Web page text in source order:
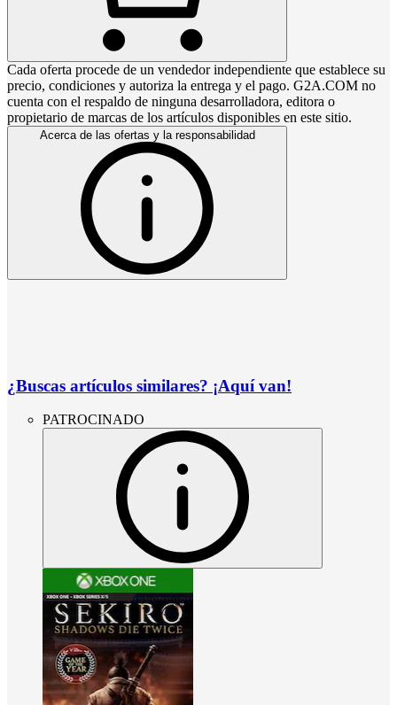
Cada oferta procede de un vendedor independiente que establece su
precio, condiciones y autoriza la entrega y el pago. G2A.COM no
cuenta con el respaldo de ninguna desarrolladora, editora o
propietario de marcas de los artículos disponibles en este sitio.
Acerca de las ofertas y la responsabilidad
¿Buscas artículos similares? ¡Aquí van!
PATROCINADO